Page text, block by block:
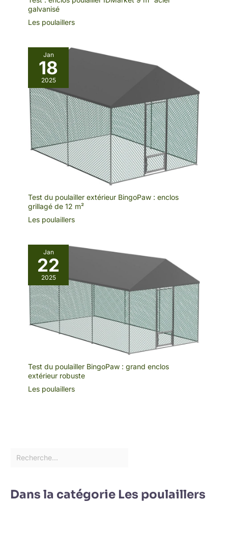
galvanisé
Les poulaillers
Jan
18
2025
Test du poulailler extérieur BingoPaw : enclos
grillagé de 12 m²
Les poulaillers
Jan
22
2025
Test du poulailler BingoPaw : grand enclos
extérieur robuste
Les poulaillers
Dans la catégorie Les poulaillers